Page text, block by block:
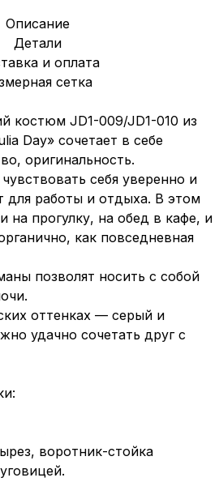
Описание
Детали
и оплата
сетка
костюм JD1-009/JD1-010 из
Day» сочетает в себе
оригинальность.
себя уверенно и
работы и отдыха. В этом
прогулку, на обед в кафе, и
как повседневная
позволят носить с собой
оттенках — серый и
удачно сочетать друг с
воротник-стойка